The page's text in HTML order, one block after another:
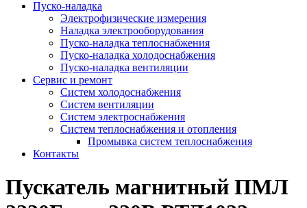
Пуско-наладка
Электрофизические измерения
Наладка электрооборудования
Пуско-наладка теплоснабжения
Пуско-наладка холодоснабжения
Пуско-наладка вентиляции
Сервис и ремонт
Систем холодоснабжения
Систем вентиляции
Систем электроснабжения
Систем теплоснабжения и отопления
Промывка систем теплоснабжения
Контакты
Пускатель магнитный ПМЛ